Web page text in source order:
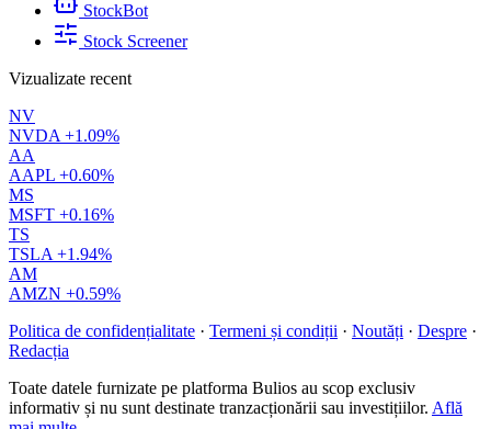
StockBot
Stock Screener
Vizualizate recent
NV
NVDA +1.09%
AA
AAPL +0.60%
MS
MSFT +0.16%
TS
TSLA +1.94%
AM
AMZN +0.59%
Politica de confidențialitate · Termeni și condiții · Noutăți · Despre ·
Redacția
Toate datele furnizate pe platforma Bulios au scop exclusiv
informativ și nu sunt destinate tranzacționării sau investițiilor. Află